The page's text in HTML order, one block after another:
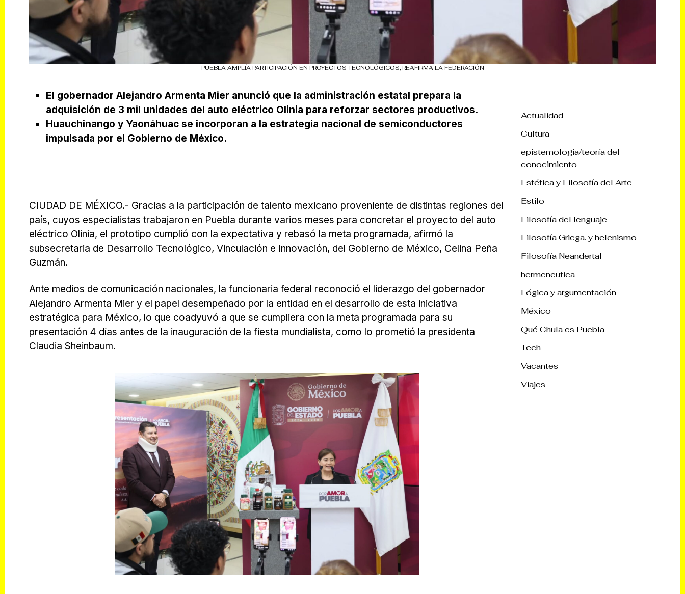
PUEBLA AMPLÍA PARTICIPACIÓN EN PROYECTOS TECNOLÓGICOS, REAFIRMA LA FEDERACIÓN
El gobernador Alejandro Armenta Mier anunció que la administración estatal prepara la
adquisición de 3 mil unidades del auto eléctrico Olinia para reforzar sectores productivos.
Huauchinango y Yaonáhuac se incorporan a la estrategia nacional de semiconductores
impulsada por el Gobierno de México.
CIUDAD DE MÉXICO.- Gracias a la participación de talento mexicano proveniente de distintas regiones del
país, cuyos especialistas trabajaron en Puebla durante varios meses para concretar el proyecto del auto
eléctrico Olinia, el prototipo cumplió con la expectativa y rebasó la meta programada, afirmó la
subsecretaria de Desarrollo Tecnológico, Vinculación e Innovación, del Gobierno de México, Celina Peña
Guzmán.
Ante medios de comunicación nacionales, la funcionaria federal reconoció el liderazgo del gobernador
Alejandro Armenta Mier y el papel desempeñado por la entidad en el desarrollo de esta iniciativa
estratégica para México, lo que coadyuvó a que se cumpliera con la meta programada para su
presentación 4 días antes de la inauguración de la fiesta mundialista, como lo prometió la presidenta
Claudia Sheinbaum.
Actualidad
Cultura
epistemologia/teoría del
conocimiento
Estética y Filosofía del Arte
Estilo
Filosofía del lenguaje
Filosofía Griega. y helenismo
Filosofía Neandertal
hermeneutica
Lógica y argumentación
México
Qué Chula es Puebla
Tech
Vacantes
Viajes